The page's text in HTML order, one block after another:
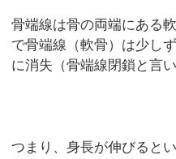
骨端線は骨の両端にある
で骨端線（軟骨）は少し
に消失（骨端線閉鎖と言
つまり、身長が伸びると